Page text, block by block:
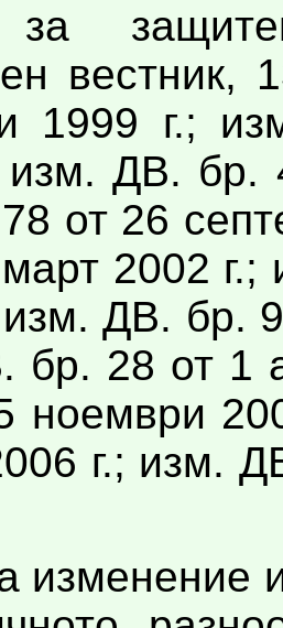
вестник,
1999 г.;
изм. ДВ. бр.
от 26
2002
изм. ДВ. бр.
бр. 28 от 1
ноември
г.; изм.
изменение